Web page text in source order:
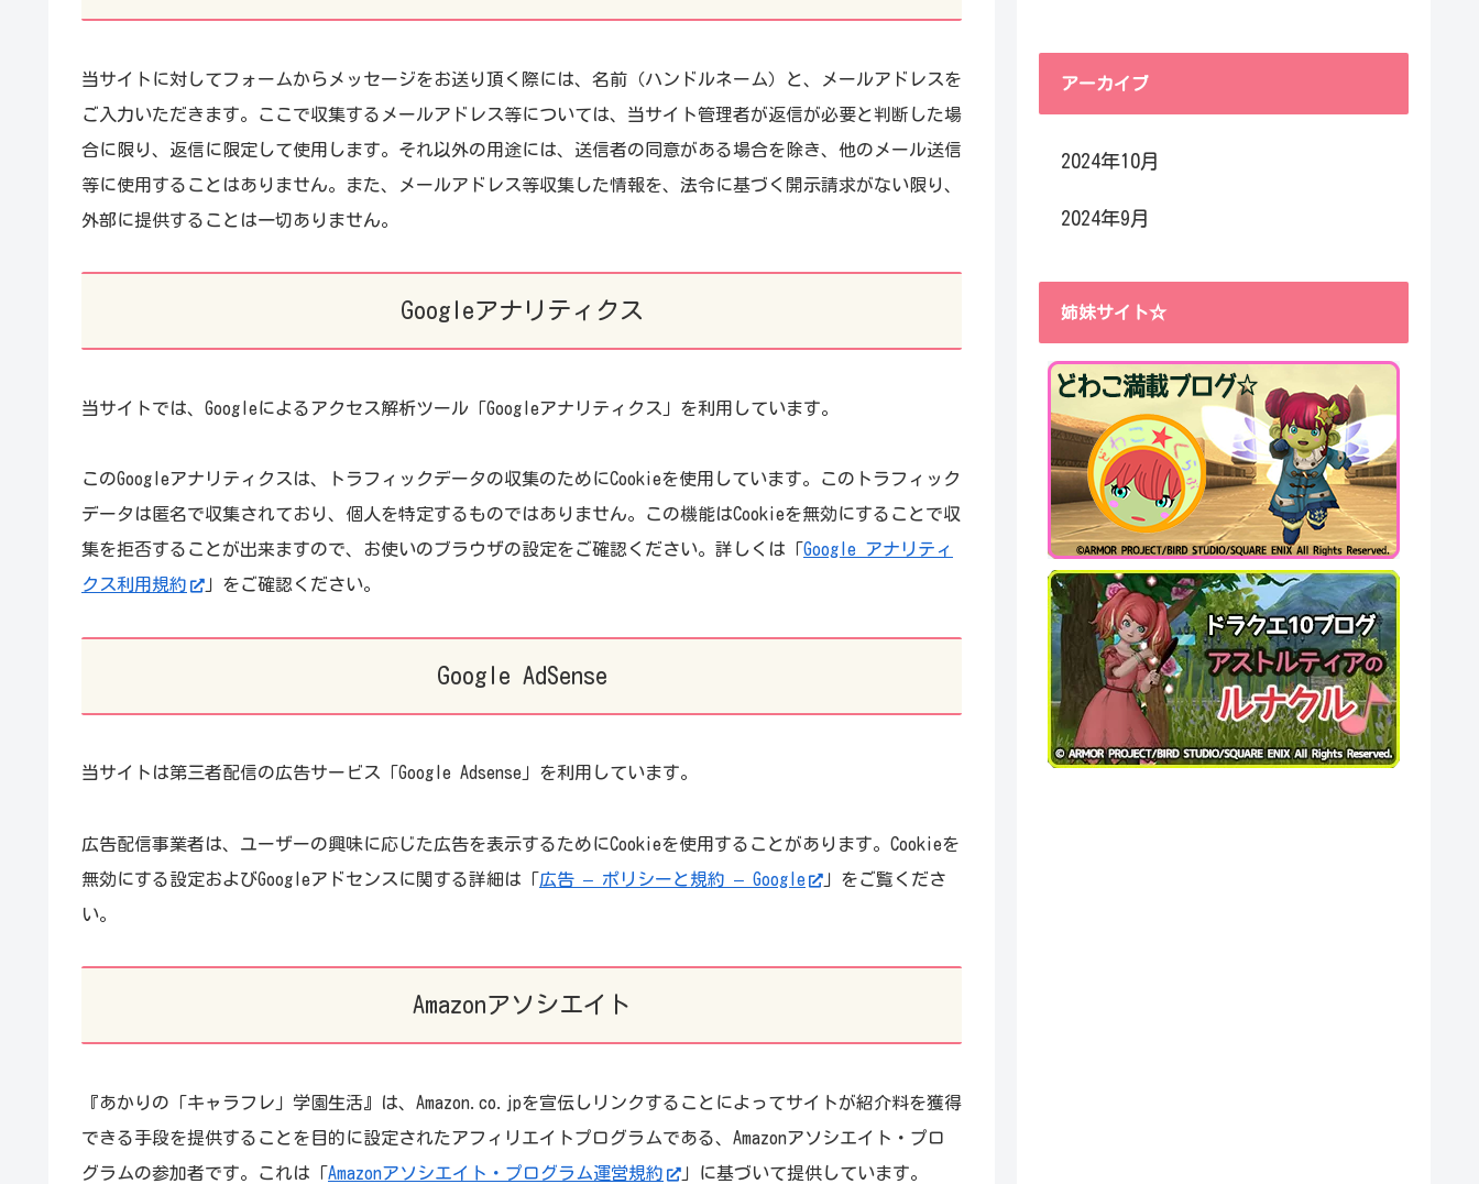
当サイトに対してフォームからメッセージをお送り頂く際には、名前（ハンドルネーム）と、メールアドレスを
ご入力いただきます。ここで収集するメールアドレス等については、当サイト管理者が返信が必要と判断した場
合に限り、返信に限定して使用します。それ以外の用途には、送信者の同意がある場合を除き、他のメール送信
等に使用することはありません。また、メールアドレス等収集した情報を、法令に基づく開示請求がない限り、
外部に提供することは一切ありません。
Googleアナリティクス
当サイトでは、Googleによるアクセス解析ツール「Googleアナリティクス」を利用しています。
このGoogleアナリティクスは、トラフィックデータの収集のためにCookieを使用しています。このトラフィック
データは匿名で収集されており、個人を特定するものではありません。この機能はCookieを無効にすることで収
集を拒否することが出来ますので、お使いのブラウザの設定をご確認ください。詳しくは「Google アナリティ
クス利用規約
」をご確認ください。
Google AdSense
当サイトは第三者配信の広告サービス「Google Adsense」を利用しています。
広告配信事業者は、ユーザーの興味に応じた広告を表示するためにCookieを使用することがあります。Cookieを
無効にする設定およびGoogleアドセンスに関する詳細は「広告 – ポリシーと規約 – Google
」をご覧くださ
い。
Amazonアソシエイト
『あかりの「キャラフレ」学園生活』は、Amazon.co.jpを宣伝しリンクすることによってサイトが紹介料を獲得
できる手段を提供することを目的に設定されたアフィリエイトプログラムである、Amazonアソシエイト・プロ
グラムの参加者です。これは「Amazonアソシエイト・プログラム運営規約 」に基づいて提供しています。
アーカイブ
2024年10月
2024年9月
姉妹サイト☆